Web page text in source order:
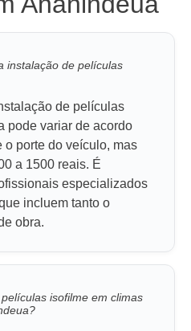
instalação de películas
de películas
pode variar de acordo
o porte do veículo, mas
a 1500 reais. É
especializados
incluem tanto o
obra.
isofilme em climas